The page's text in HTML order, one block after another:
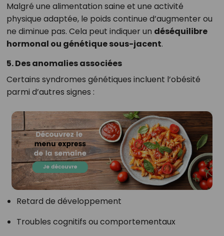
Malgré une alimentation saine et une activité
physique adaptée, le poids continue d’augmenter ou
ne diminue pas. Cela peut indiquer un déséquilibre
hormonal ou génétique sous-jacent.
5. Des anomalies associées
Certains syndromes génétiques incluent l’obésité
parmi d’autres signes :
Retard de développement
Troubles cognitifs ou comportementaux